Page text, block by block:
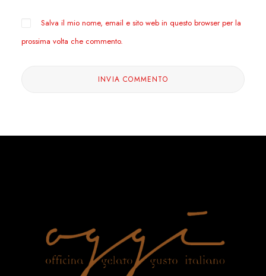
Salva il mio nome, email e sito web in questo browser per la
prossima volta che commento.